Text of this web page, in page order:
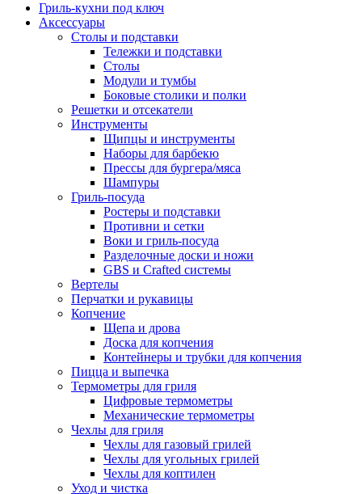
Гриль-кухни под ключ
Аксессуары
Столы и подставки
Тележки и подставки
Столы
Модули и тумбы
Боковые столики и полки
Решетки и отсекатели
Инструменты
Щипцы и инструменты
Наборы для барбекю
Прессы для бургера/мяса
Шампуры
Гриль-посуда
Ростеры и подставки
Противни и сетки
Воки и гриль-посуда
Разделочные доски и ножи
GBS и Crafted системы
Вертелы
Перчатки и рукавицы
Копчение
Щепа и дрова
Доска для копчения
Контейнеры и трубки для копчения
Пицца и выпечка
Термометры для гриля
Цифровые термометры
Механические термометры
Чехлы для гриля
Чехлы для газовый грилей
Чехлы для угольных грилей
Чехлы для коптилен
Уход и чистка